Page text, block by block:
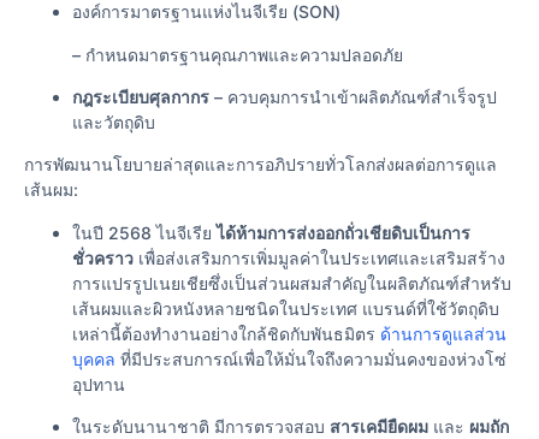
องค์การมาตรฐานแห่งไนจีเรีย (SON)
– กําหนดมาตรฐานคุณภาพและความปลอดภัย
กฎระเบียบศุลกากร – ควบคุมการนำเข้าผลิตภัณฑ์สำเร็จรูป
และวัตถุดิบ
การพัฒนานโยบายล่าสุดและการอภิปรายทั่วโลกส่งผลต่อการดูแล
เส้นผม:
ในปี 2568 ไนจีเรียได้ห้ามการส่งออกถั่วเชียดิบเป็นการ
ชั่วคราว เพื่อส่งเสริมการเพิ่มมูลค่าในประเทศและเสริมสร้าง
การแปรรูปเนยเชียซึ่งเป็นส่วนผสมสำคัญในผลิตภัณฑ์สำหรับ
เส้นผมและผิวหนังหลายชนิดในประเทศ แบรนด์ที่ใช้วัตถุดิบ
เหล่านี้ต้องทํางานอย่างใกล้ชิดกับพันธมิตร ด้านการดูแลส่วน
บุคคล ที่มีประสบการณ์เพื่อให้มั่นใจถึงความมั่นคงของห่วงโซ่
อุปทาน
ในระดับนานาชาติ มีการตรวจสอบ สารเคมียืดผม และ ผมถัก